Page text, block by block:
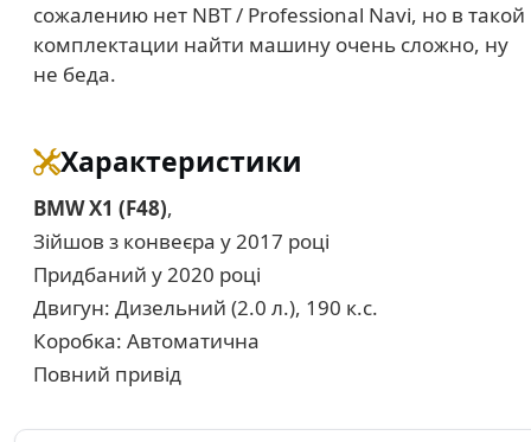
сожалению нет NBT / Professional Navi, но в такой
комплектации найти машину очень сложно, ну
не беда.
Характеристики
BMW X1 (F48),
Зійшов з конвеєра у 2017 році
Придбаний у 2020 році
Двигун: Дизельний (2.0 л.), 190 к.с.
Коробка: Автоматична
Повний привід